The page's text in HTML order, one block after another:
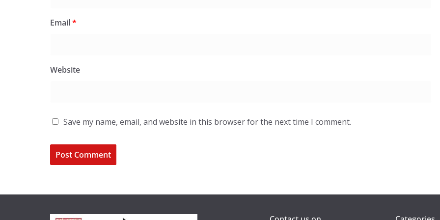
Email*
Website
Save my name, email, and website in this browser for the next time I comment.